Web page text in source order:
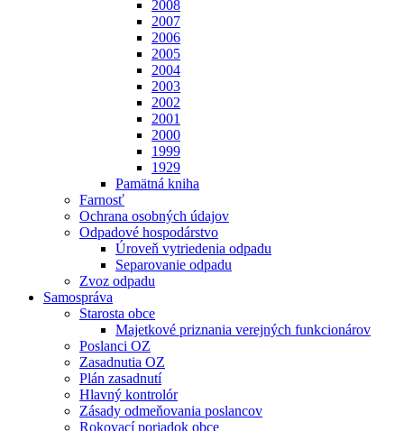
2008
2007
2006
2005
2004
2003
2002
2001
2000
1999
1929
Pamätná kniha
Farnosť
Ochrana osobných údajov
Odpadové hospodárstvo
Úroveň vytriedenia odpadu
Separovanie odpadu
Zvoz odpadu
Samospráva
Starosta obce
Majetkové priznania verejných funkcionárov
Poslanci OZ
Zasadnutia OZ
Plán zasadnutí
Hlavný kontrolór
Zásady odmeňovania poslancov
Rokovací poriadok obce